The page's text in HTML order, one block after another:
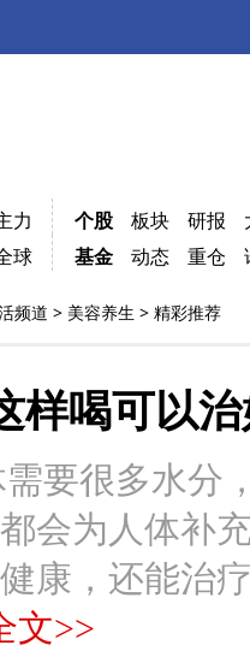
力 个股 板块 研报
球 基金 动态 重仓
频道 > 美容养生 > 精彩推荐
样喝可以
需要很多水
会为人体补
康，还能治
文>>